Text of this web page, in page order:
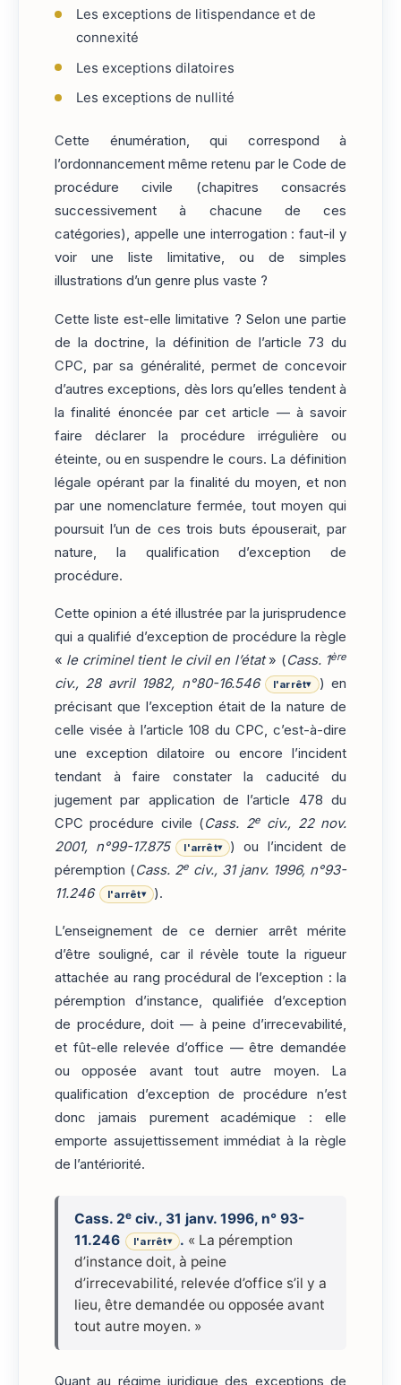
Les exceptions de litispendance et de
connexité
Les exceptions dilatoires
Les exceptions de nullité
Cette énumération, qui correspond à
l’ordonnancement même retenu par le Code de
procédure civile (chapitres consacrés
successivement à chacune de ces
catégories), appelle une interrogation : faut-il y
voir une liste limitative, ou de simples
illustrations d’un genre plus vaste ?
Cette liste est-elle limitative ? Selon une partie
de la doctrine, la définition de l’article 73 du
CPC, par sa généralité, permet de concevoir
d’autres exceptions, dès lors qu’elles tendent à
la finalité énoncée par cet article — à savoir
faire déclarer la procédure irrégulière ou
éteinte, ou en suspendre le cours. La définition
légale opérant par la finalité du moyen, et non
par une nomenclature fermée, tout moyen qui
poursuit l’un de ces trois buts épouserait, par
nature, la qualification d’exception de
procédure.
Cette opinion a été illustrée par la jurisprudence
qui a qualifié d’exception de procédure la règle
« le criminel tient le civil en l’état» (Cass. 1ère
civ., 28 avril 1982, n°80-16.546 l'arrêt▾
) en
précisant que l’exception était de la nature de
celle visée à l’article 108 du CPC, c’est-à-dire
une exception dilatoire ou encore l’incident
tendant à faire constater la caducité du
jugement par application de l’article 478 du
CPC procédure civile (Cass. 2eciv., 22 nov.
2001, n°99-17.875
l'arrêt▾
) ou l’incident de
péremption (Cass. 2e civ., 31 janv. 1996, n°93-
11.246
l'arrêt▾ ).
L’enseignement de ce dernier arrêt mérite
d’être souligné, car il révèle toute la rigueur
attachée au rang procédural de l’exception : la
péremption d’instance, qualifiée d’exception
de procédure, doit — à peine d’irrecevabilité,
et fût-elle relevée d’office — être demandée
ou opposée avant tout autre moyen. La
qualification d’exception de procédure n’est
donc jamais purement académique : elle
emporte assujettissement immédiat à la règle
de l’antériorité.
Cass. 2e civ., 31 janv. 1996, n° 93-
11.246
l'arrêt▾ . « La péremption
d’instance doit, à peine
d’irrecevabilité, relevée d’office s’il y a
lieu, être demandée ou opposée avant
tout autre moyen. »